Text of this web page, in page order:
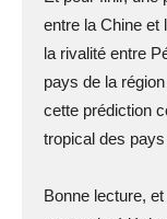
entre la Chine et
la rivalité entre
pays de la
cette prédiction
tropical des pays
Bonne lecture,